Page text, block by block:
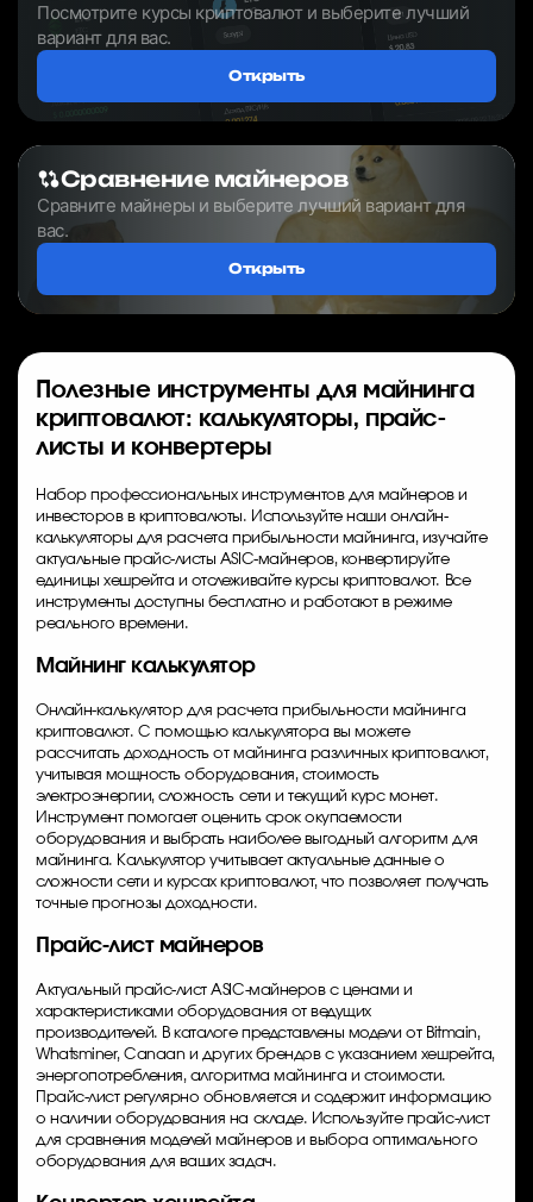
Посмотрите курсы криптовалют и выберите лучший
вариант для вас.
Открыть
Сравнение майнеров
Сравните майнеры и выберите лучший вариант для
вас.
Открыть
Полезные инструменты для майнинга
криптовалют: калькуляторы, прайс-
листы и конвертеры
Набор профессиональных инструментов для майнеров и
инвесторов в криптовалюты. Используйте наши онлайн-
калькуляторы для расчета прибыльности майнинга, изучайте
актуальные прайс-листы ASIC-майнеров, конвертируйте
единицы хешрейта и отслеживайте курсы криптовалют. Все
инструменты доступны бесплатно и работают в режиме
реального времени.
Майнинг калькулятор
Онлайн-калькулятор для расчета прибыльности майнинга
криптовалют. С помощью калькулятора вы можете
рассчитать доходность от майнинга различных криптовалют,
учитывая мощность оборудования, стоимость
электроэнергии, сложность сети и текущий курс монет.
Инструмент помогает оценить срок окупаемости
оборудования и выбрать наиболее выгодный алгоритм для
майнинга. Калькулятор учитывает актуальные данные о
сложности сети и курсах криптовалют, что позволяет получать
точные прогнозы доходности.
Прайс-лист майнеров
Актуальный прайс-лист ASIC-майнеров с ценами и
характеристиками оборудования от ведущих
производителей. В каталоге представлены модели от Bitmain,
Whatsminer, Canaan и других брендов с указанием хешрейта,
энергопотребления, алгоритма майнинга и стоимости.
Прайс-лист регулярно обновляется и содержит информацию
о наличии оборудования на складе. Используйте прайс-лист
для сравнения моделей майнеров и выбора оптимального
оборудования для ваших задач.